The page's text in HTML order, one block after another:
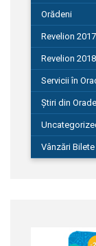
Orădeni
Revelion 2017
Revelion 2018
Servicii în
Știri din
Vânzări Bilete